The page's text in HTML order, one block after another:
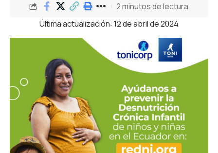
Última actualización: 12 de abril de 2024
2 minutos de lectura